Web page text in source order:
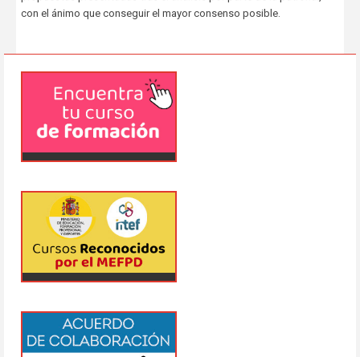
con el ánimo que conseguir el mayor consenso posible.